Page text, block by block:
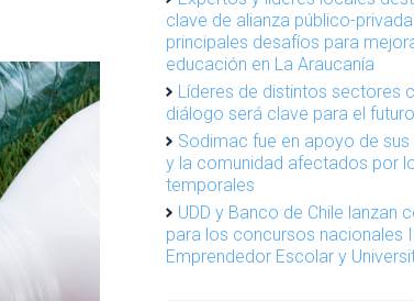
clave de alianza público-
principales desafíos para
educación en La Araucanía
Líderes de distintos sectores
diálogo será clave para el
Sodimac fue en apoyo de
y la comunidad afectados por
temporales
UDD y Banco de Chile lanzan
para los concursos nacionales
Emprendedor Escolar y